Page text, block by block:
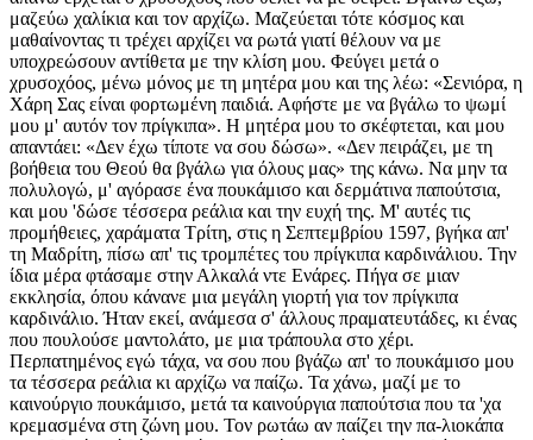
μαζεύω χαλίκια και τον αρχίζω. Μαζεύεται τότε κόσμος και
μαθαίνοντας τι τρέχει αρχίζει να ρωτά γιατί θέλουν να με
υποχρεώσουν αντίθετα με την κλίση μου. Φεύγει μετά ο
χρυσοχόος, μένω μόνος με τη μητέρα μου και της λέω: «Σενιόρα, η
Χάρη Σας είναι φορτωμένη παιδιά. Αφήστε με να βγάλω το ψωμί
μου μ' αυτόν τον πρίγκιπα». Η μητέρα μου το σκέφτεται, και μου
απαντάει: «Δεν έχω τίποτε να σου δώσω». «Δεν πειράζει, με τη
βοήθεια του Θεού θα βγάλω για όλους μας» της κάνω. Να μην τα
πολυλογώ, μ' αγόρασε ένα πουκάμισο και δερμάτινα παπούτσια,
και μου 'δώσε τέσσερα ρεάλια και την ευχή της. Μ' αυτές τις
προμήθειες, χαράματα Τρίτη, στις η Σεπτεμβρίου 1597, βγήκα απ'
τη Μαδρίτη, πίσω απ' τις τρομπέτες του πρίγκιπα καρδινάλιου. Την
ίδια μέρα φτάσαμε στην Αλκαλά ντε Ενάρες. Πήγα σε μιαν
εκκλησία, όπου κάνανε μια μεγάλη γιορτή για τον πρίγκιπα
καρδινάλιο. Ήταν εκεί, ανάμεσα σ' άλλους πραματευτάδες, κι ένας
που πουλούσε μαντολάτο, με μια τράπουλα στο χέρι.
Περπατημένος εγώ τάχα, να σου που βγάζω απ' το πουκάμισο μου
τα τέσσερα ρεάλια κι αρχίζω να παίζω. Τα χάνω, μαζί με το
καινούργιο πουκάμισο, μετά τα καινούργια παπούτσια που τα 'χα
κρεμασμένα στη ζώνη μου. Τον ρωτάω αν παίζει την πα-λιοκάπα